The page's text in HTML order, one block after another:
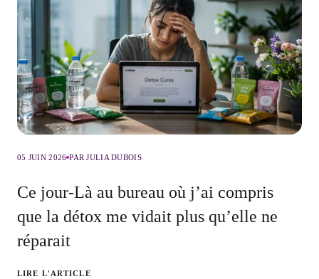
05 JUIN 2026 PAR JULIA DUBOIS
Ce jour-Là au bureau où j’ai compris
que la détox me vidait plus qu’elle ne
réparait
LIRE L'ARTICLE